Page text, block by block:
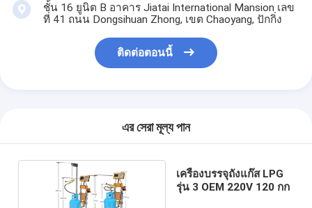
ชั้น 16 ยูนิต B อาคาร Jiatai International Mansion เลข
ที่ 41 ถนน Dongsihuan Zhong, เขต Chaoyang, ปักกิ่ง
ติดต่อตอนนี้
এর সেরা মূল্য পান
เครื่องบรรจุถังแก๊ส LPG
รุ่น 3 OEM 220V 120 กก